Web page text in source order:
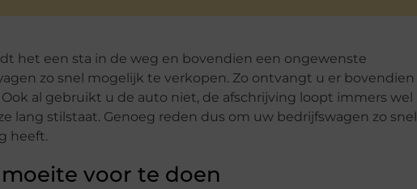
het een sta in de weg en bovendien een ongewenste
zo snel mogelijk te verkopen. Zo ontvangt u er bovendien
al gebruikt u de auto niet, de afschrijving loopt immers wel
lang stilstaat. Genoeg reden dus om uw bedrijfswagen zo snel
heeft.
voor te doen